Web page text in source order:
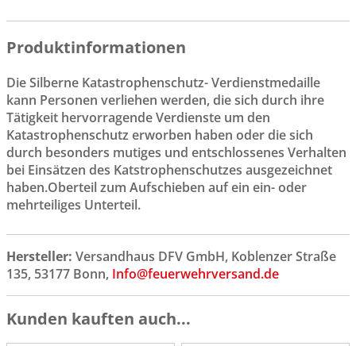
Produktinformationen
Die Silberne Katastrophenschutz- Verdienstmedaille
kann Personen verliehen werden, die sich durch ihre
Tätigkeit hervorragende Verdienste um den
Katastrophenschutz erworben haben oder die sich
durch besonders mutiges und entschlossenes Verhalten
bei Einsätzen des Katstrophenschutzes ausgezeichnet
haben.Oberteil zum Aufschieben auf ein ein- oder
mehrteiliges Unterteil.
Hersteller: Versandhaus DFV GmbH, Koblenzer Straße
135, 53177 Bonn, Info@feuerwehrversand.de
Kunden kauften auch...